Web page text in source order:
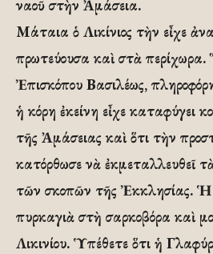
ναοῦ στὴν Ἀμάσεια.
Μάταια ὁ Λικίνιος τὴν εἶχε
πρωτεύουσα καὶ στὰ περίχωρα.
Ἐπισκόπου Βασιλέως,
ἡ κόρη ἐκείνη εἶχε καταφύγει
τῆς Ἀμάσειας καὶ ὅτι τὴν
κατόρθωσε νὰ ἐκμεταλλευθεῖ
τῶν σκοπῶν τῆς Ἐκκλησίας. Ἡ
πυρκαγιὰ στὴ σαρκοβόρα καὶ
Λικινίου. Ὑπέθετε ὅτι ἡ